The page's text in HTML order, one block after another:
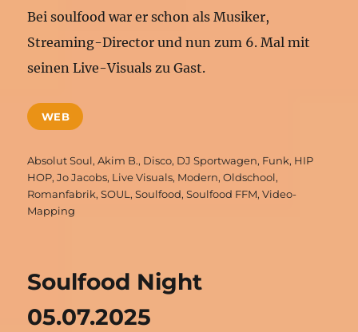
Bei soulfood war er schon als Musiker,
Streaming-Director und nun zum 6. Mal mit
seinen Live-Visuals zu Gast.
WEB
Schlagwörter
Absolut Soul,Akim B., Disco, DJ Sportwagen, Funk, HIP
HOP,Jo Jacobs, Live Visuals, Modern,Oldschool,
Romanfabrik,SOUL ,Soulfood,Soulfood FFM,Video-
Mapping
Soulfood Night
05.07.2025